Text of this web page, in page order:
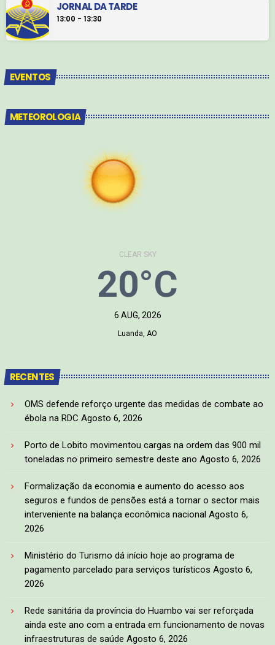
JORNAL DA TARDE
13:00 - 13:30
EVENTOS
METEOROLOGIA
CLEAR SKY
20°C
6 AUG, 2026
Luanda, AO
RECENTES
OMS defende reforço urgente das medidas de combate ao
ébola na RDC Agosto 6, 2026
Porto de Lobito movimentou cargas na ordem das 900 mil
toneladas no primeiro semestre deste ano Agosto 6, 2026
Formalização da economia e aumento do acesso aos
seguros e fundos de pensões está a tornar o sector mais
interveniente na balança econômica nacional Agosto 6,
2026
Ministério do Turismo dá início hoje ao programa de
pagamento parcelado para serviços turísticos Agosto 6,
2026
Rede sanitária da província do Huambo vai ser reforçada
ainda este ano com a entrada em funcionamento de novas
infraestruturas de saúde Agosto 6, 2026